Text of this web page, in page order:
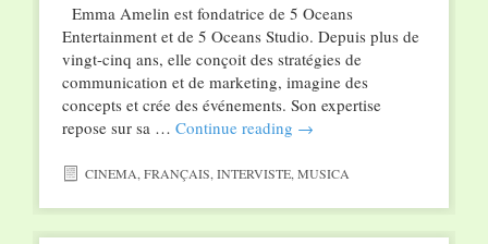
Emma Amelin est fondatrice de 5 Oceans
Entertainment et de 5 Oceans Studio. Depuis plus de
vingt-cinq ans, elle conçoit des stratégies de
communication et de marketing, imagine des
concepts et crée des événements. Son expertise
repose sur sa … Continue reading →
CINEMA FRANÇAIS INTERVISTE, MUSICA